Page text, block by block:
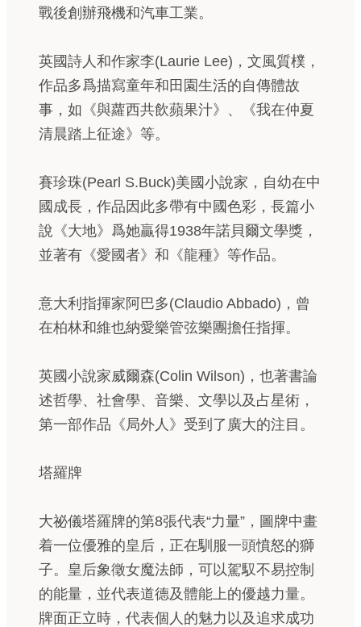
戰後創辦飛機和汽車工業。
英國詩人和作家李(Laurie Lee)，文風質樸，
作品多爲描寫童年和田園生活的自傳體故
事，如《與蘿西共飲蘋果汁》、《我在仲夏
清晨踏上征途》等。
賽珍珠(Pearl S.Buck)美國小說家，自幼在中
國成長，作品因此多帶有中國色彩，長篇小
說《大地》爲她贏得1938年諾貝爾文學獎，
並著有《愛國者》和《龍種》等作品。
意大利指揮家阿巴多(Claudio Abbado)，曾
在柏林和維也納愛樂管弦樂團擔任指揮。
英國小說家威爾森(Colin Wilson)，也著書論
述哲學、社會學、音樂、文學以及占星術，
第一部作品《局外人》受到了廣大的注目。
塔羅牌
大祕儀塔羅牌的第8張代表“力量”，圖牌中畫
着一位優雅的皇后，正在馴服一頭憤怒的獅
子。皇后象徵女魔法師，可以駕馭不易控制
的能量，並代表道德及體能上的優越力量。
牌面正立時，代表個人的魅力以及追求成功